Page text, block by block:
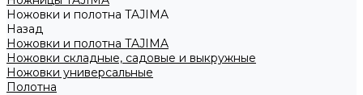
Ножовки и полотна TAJIMA
Назад
Ножовки и полотна TAJIMA
Ножовки складные, садовые и выкружные
Ножовки универсальные
Полотна